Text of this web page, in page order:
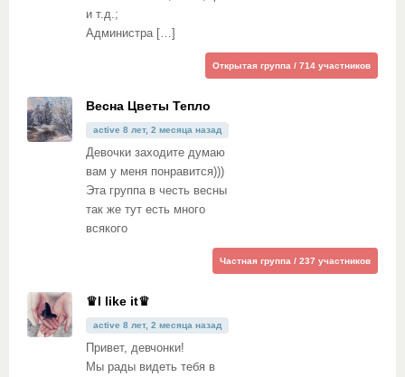
и т.д.;
Администра […]
Открытая группа / 714 участников
Весна Цветы Тепло
active 8 лет, 2 месяца назад
Девочки заходите думаю
вам у меня понравится)))
Эта группа в честь весны
так же тут есть много
всякого
Частная группа / 237 участников
♛I like it♛
active 8 лет, 2 месяца назад
Привет, девчoнки!
Мы рады видеть тебя в